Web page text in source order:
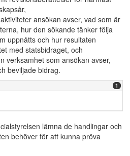
ansökan avser, vad som är
hur den sökande tänker följa
uppnåtts och hur resultaten
med statsbidraget, och
verksamhet som ansökan avser,
beviljade bidrag.
1
lämna de handlingar och
behöver för att kunna pröva